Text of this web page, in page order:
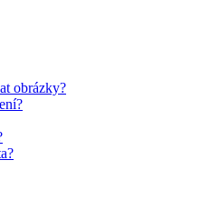
obrázky?